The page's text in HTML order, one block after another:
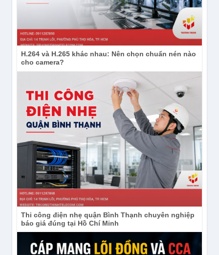
H.264 và H.265 khác nhau: Nên chọn chuẩn nén nào
cho camera?
Thi công điện nhẹ quận Bình Thạnh chuyên nghiệp
báo giá đúng tại Hồ Chí Minh